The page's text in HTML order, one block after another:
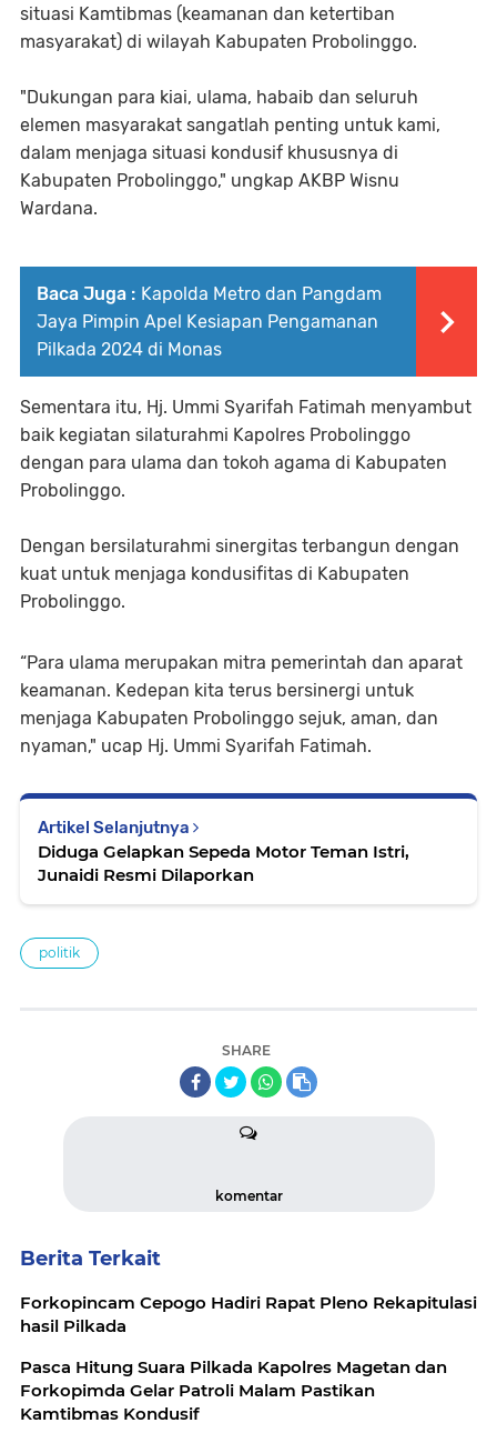
situasi Kamtibmas (keamanan dan ketertiban
masyarakat) di wilayah Kabupaten Probolinggo.
"Dukungan para kiai, ulama, habaib dan seluruh
elemen masyarakat sangatlah penting untuk kami,
dalam menjaga situasi kondusif khususnya di
Kabupaten Probolinggo," ungkap AKBP Wisnu
Wardana.
Baca Juga : Kapolda Metro dan Pangdam
Jaya Pimpin Apel Kesiapan Pengamanan
Pilkada 2024 di Monas
Sementara itu, Hj. Ummi Syarifah Fatimah menyambut
baik kegiatan silaturahmi Kapolres Probolinggo
dengan para ulama dan tokoh agama di Kabupaten
Probolinggo.
Dengan bersilaturahmi sinergitas terbangun dengan
kuat untuk menjaga kondusifitas di Kabupaten
Probolinggo.
“Para ulama merupakan mitra pemerintah dan aparat
keamanan. Kedepan kita terus bersinergi untuk
menjaga Kabupaten Probolinggo sejuk, aman, dan
nyaman," ucap Hj. Ummi Syarifah Fatimah.
Artikel Selanjutnya
Diduga Gelapkan Sepeda Motor Teman Istri,
Junaidi Resmi Dilaporkan
politik
SHARE
komentar
Berita Terkait
Forkopincam Cepogo Hadiri Rapat Pleno Rekapitulasi
hasil Pilkada
Pasca Hitung Suara Pilkada Kapolres Magetan dan
Forkopimda Gelar Patroli Malam Pastikan
Kamtibmas Kondusif